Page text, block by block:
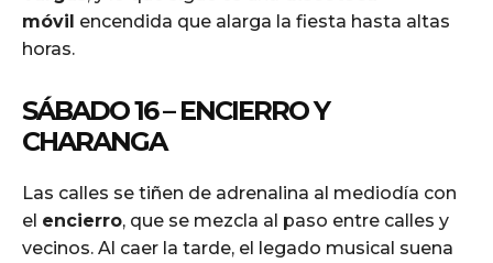
móvil encendida que alarga la fiesta hasta altas
horas.
SÁBADO 16 – ENCIERRO Y
CHARANGA
Las calles se tiñen de adrenalina al mediodía con
el encierro, que se mezcla al paso entre calles y
vecinos. Al caer la tarde, el legado musical suena